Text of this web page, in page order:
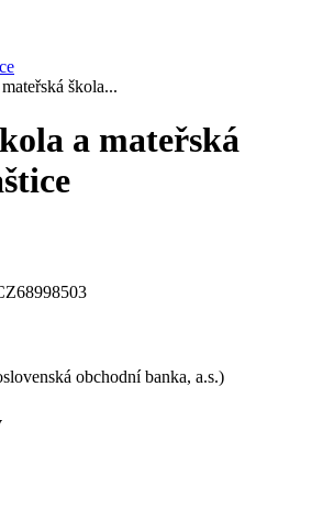
škola...
a mateřská
obchodní banka, a.s.)